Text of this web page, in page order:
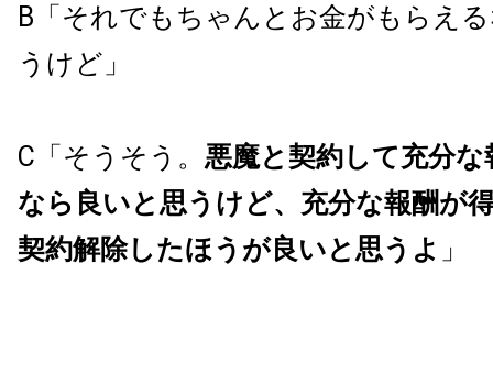
B「それでもちゃんとお金がもらえ
うけど」
C「そうそう。 悪魔と契約して充分
なら良いと思うけど、充分な報酬が
契約解除したほうが良いと思うよ 」